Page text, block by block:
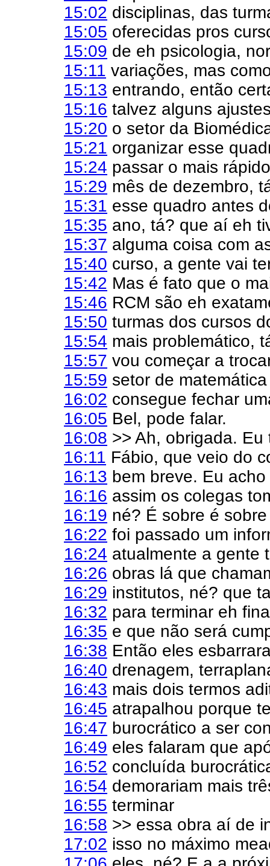
15:02 disciplinas, das
15:05 oferecidas pros
15:09 de eh psicologia,
15:11 variações, mas
15:13 entrando, então
15:16 talvez alguns
15:20 o setor da
15:21 organizar esse
15:24 passar o mais
15:29 mês de dezembro,
15:31 esse quadro antes
15:35 ano, tá? que aí eh
15:37 alguma coisa com
15:40 curso, a gente vai
15:42 Mas é fato que o
15:46 RCM são eh
15:50 turmas dos cursos
15:54 mais problemático,
15:57 vou começar a
15:59 setor de
16:02 consegue fechar
16:05 Bel, pode falar.
16:08 >> Ah, obrigada.
16:11 Fábio, que veio do
16:13 bem breve. Eu
16:16 assim os colegas
16:19 né? É sobre é
16:22 foi passado um
16:24 atualmente a gente
16:26 obras lá que
16:29 institutos, né? que
16:32 para terminar eh
16:35 e que não será
16:38 Então eles
16:40 drenagem,
16:43 mais dois termos
16:45 atrapalhou porque
16:47 burocrático a ser
16:49 eles falaram que
16:52 concluída
16:54 demorariam mais
16:55 terminar
16:58 >> essa obra aí de
17:02 isso no máximo